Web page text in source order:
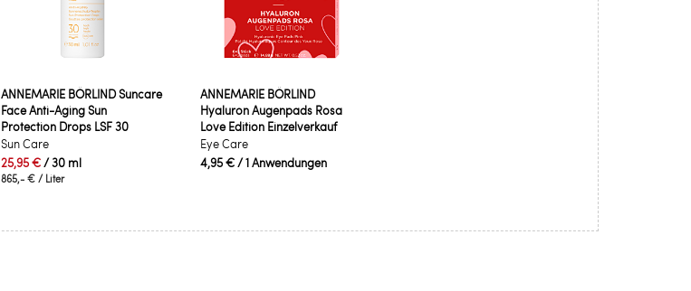
ANNEMARIE BÖRLIND Suncare
Face Anti-Aging Sun
Protection Drops LSF 30
Sun Care
25,95 €/ 30 ml
865,- € / Liter
ANNEMARIE BÖRLIND
Hyaluron Augenpads Rosa
Love Edition Einzelverkauf
Eye Care
4,95 €/ 1 Anwendungen